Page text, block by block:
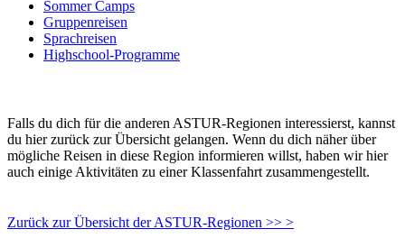
Sommer Camps
Gruppenreisen
Sprachreisen
Highschool-Programme
Falls du dich für die anderen ASTUR-Regionen interessierst, kannst
du hier zurück zur Übersicht gelangen. Wenn du dich näher über
mögliche Reisen in diese Region informieren willst, haben wir hier
auch einige Aktivitäten zu einer Klassenfahrt zusammengestellt.
Zurück zur Übersicht der ASTUR-Regionen >> >